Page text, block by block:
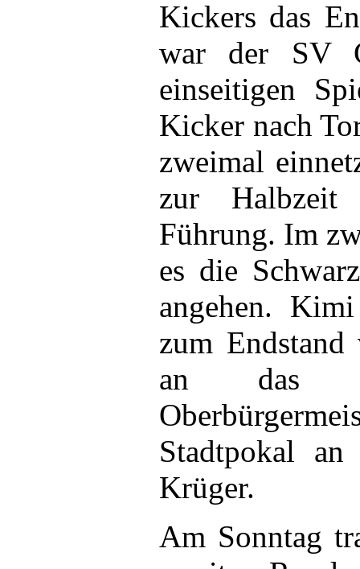
Kickers das
war der SV
einseitigen
Kicker nach
zweimal
zur
Führung. Im
es die
angehen.
zum
an das
Stadtpokal
Krüger.
Am Sonntag